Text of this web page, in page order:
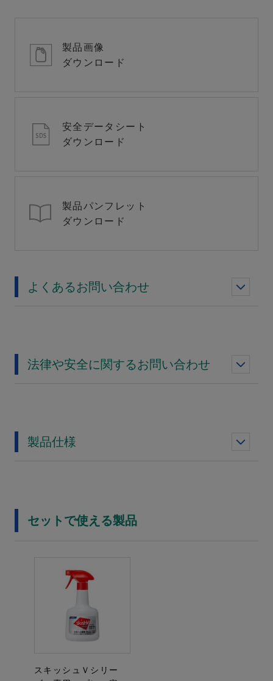
製品画像
ダウンロード
安全データシート
ダウンロード
製品パンフレット
ダウンロード
よくあるお問い合わせ
法律や安全に関するお問い合わせ
製品仕様
セットで使える製品
スキッシュＶシリー